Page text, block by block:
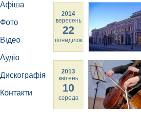
Афіша
Фото
Відео
Аудіо
Дискографія
Контакти
2014
вересень
22
понеділок
2013
квітень
10
середа